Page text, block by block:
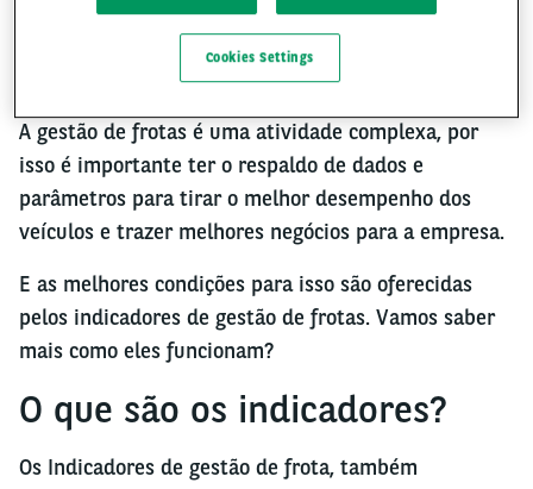
O que são indicadores de
gestão de frotas?
A gestão de frotas é uma atividade complexa, por
isso é importante ter o respaldo de dados e
parâmetros para tirar o melhor desempenho dos
veículos e trazer melhores negócios para a empresa.
E as melhores condições para isso são oferecidas
pelos indicadores de gestão de frotas. Vamos saber
mais como eles funcionam?
O que são os indicadores?
Os Indicadores de gestão de frota, também
Cookies Settings